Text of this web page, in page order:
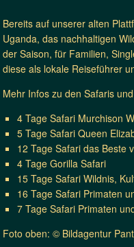
Bereits auf unserer alten
Uganda, das nachhaltigen
der Saison, für Familien,
diese als lokale Reiseführer
Mehr Infos zu den Safaris
4 Tage Safari Murchison
5 Tage Safari Queen
12 Tage Safari das Beste
4 Tage Gorilla Safari
15 Tage Safari Wildnis,
16 Tage Safari Primaten
7 Tage Safari Primaten
Foto oben: © Bildagentur